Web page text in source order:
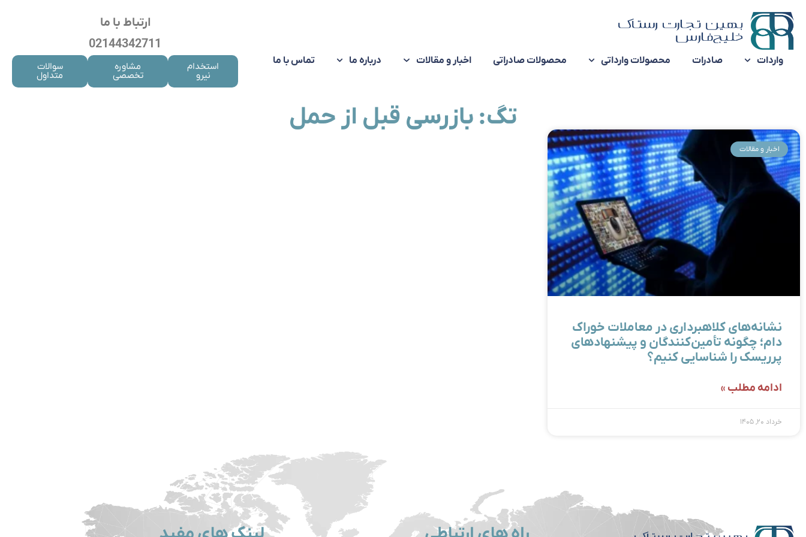
واردات صادرات محصولات وارداتی محصولات صادراتی اخبار و مقالات درباره ما تماس با ما
ارتباط با ما
02144342711
استخدام
نیرو
مشاوره
تخصصی
سوالات
متداول
تگ: بازرسی قبل از حمل
اخبار و مقالات
نشانه‌های کلاهبرداری در معاملات خوراک
دام؛ چگونه تأمین‌کنندگان و پیشنهادهای
پرریسک را شناسایی کنیم؟
ادامه مطلب »
خرداد ۲۰, ۱۴۰۵